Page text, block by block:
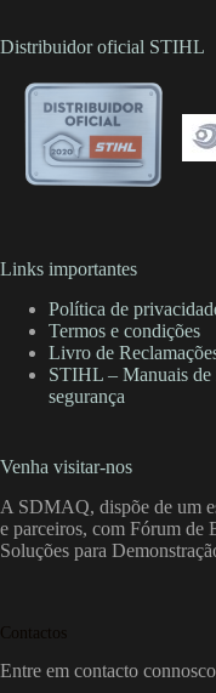
Distribuidor oficial STIHL
Links importantes
Política de
Termos e condições
Livro de
STIHL – Manuais de
segurança
Venha visitar-nos
A SDMAQ, dispõe de um
e parceiros, com Fórum de
Soluções para
Contactos
Entre em contacto